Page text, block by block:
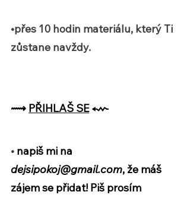
•přes 10 hodin materiálu, který Ti
zůstane navždy.
⟿ PŘIHLAŠ SE ⬳
• napiš mi na
dejsipokoj@gmail.com, že máš
zájem se přidat! Piš prosím